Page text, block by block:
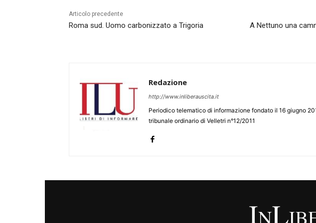
Articolo precedente
Roma sud. Uomo carbonizzato a Trigoria
A Nettuno una
Redazione
http://www.inliberauscita.it
Periodico telematico di informazione fondato il 16 giugno
tribunale ordinario di Velletri n°12/2011